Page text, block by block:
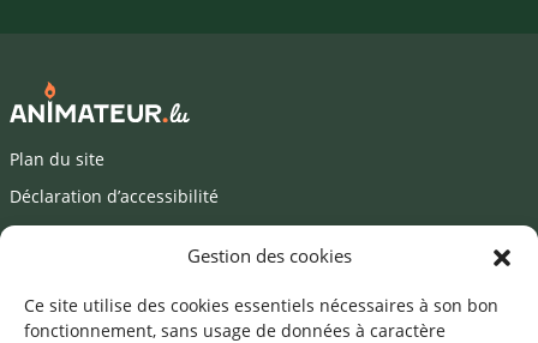
Gestion des cookies
Ce site utilise des cookies essentiels nécessaires à son bon
fonctionnement, sans usage de données à caractère
Plan du site
Déclaration d’accessibilité
Mentions légales